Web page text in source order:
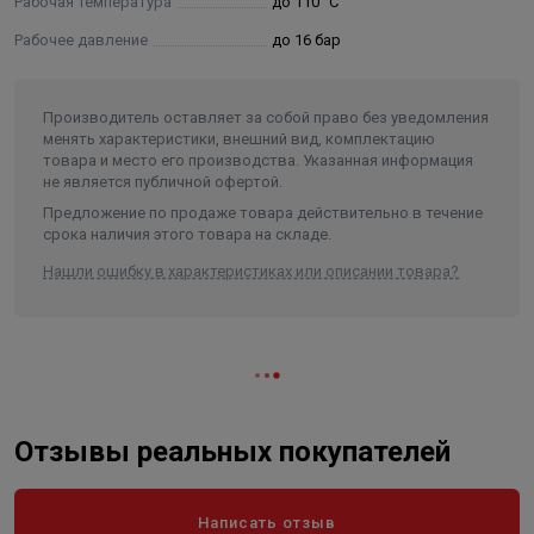
кольца из EPDM на кольца из FPM (Viton). Кольца FPM
приобретаются отдельно.
хлора (бассейны с хлорированием воды и т. п.).
Содержание хлоридов в рабочей среде не должно
превышать значений, указанных в техническом
паспорте.
- Непосредственное соединение элементов из
нержавеющей стали с оцинкованной сталью (арматура,
бронзы с длиной не менее 50 мм.
в себя трубы из нержавеющей стали, которые
соединяются между собой и присоединяются к
арматуре/приборам с помощью пресс-фитингов из
нержавеющей стали.
Рабочее давление до 16 бар
Производитель оставляет за собой право без уведомления
менять характеристики, внешний вид, комплектацию
товара и место его производства. Указанная информация
не является публичной офертой.
Предложение по продаже товара действительно в течение
срока наличия этого товара на складе.
Нашли ошибку в характеристиках или описании товара?
Отзывы реальных покупателей
Написать отзыв